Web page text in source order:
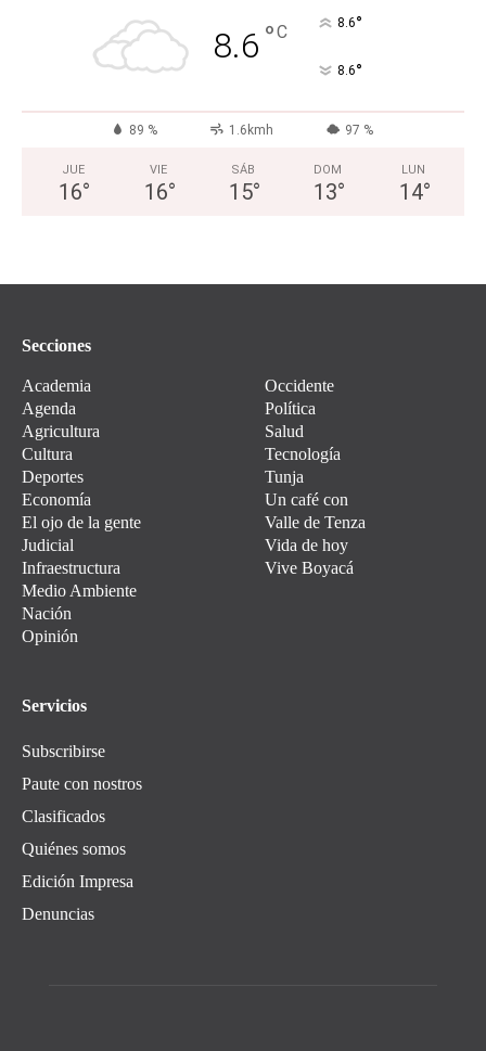
8.6 °C 8.6°
8.6°
89 % 1.6kmh 97 %
JUE
16°
VIE
16°
SÁB
15°
DOM
13°
LUN
14°
Secciones
Academia
Agenda
Agricultura
Cultura
Deportes
Economía
El ojo de la gente
Judicial
Infraestructura
Medio Ambiente
Nación
Opinión
Occidente
Política
Salud
Tecnología
Tunja
Un café con
Valle de Tenza
Vida de hoy
Vive Boyacá
Servicios
Subscribirse
Paute con nostros
Clasificados
Quiénes somos
Edición Impresa
Denuncias